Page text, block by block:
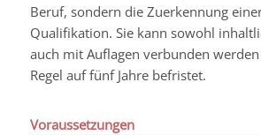
Beruf, sondern die Zuerkennung
Qualifikation. Sie kann sowohl
auch mit Auflagen verbunden
Regel auf fünf Jahre befristet.
Voraussetzungen